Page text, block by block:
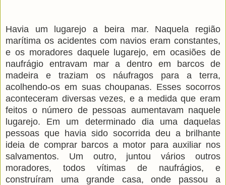
Havia um lugarejo a beira mar. Naquela região
marítima os acidentes com navios eram constantes,
e os moradores daquele lugarejo, em ocasiões de
naufrágio entravam mar a dentro em barcos de
madeira e traziam os náufragos para a terra,
acolhendo-os em suas choupanas. Esses socorros
aconteceram diversas vezes, e a medida que eram
feitos o número de pessoas aumentavam naquele
lugarejo. Em um determinado dia uma daquelas
pessoas que havia sido socorrida deu a brilhante
ideia de comprar barcos a motor para auxiliar nos
salvamentos. Um outro, juntou vários outros
moradores, todos vítimas de naufrágios, e
construíram uma grande casa, onde passou a